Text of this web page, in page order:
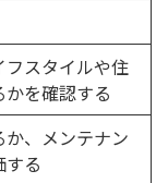
スタイルや住
を確認する
、メンテナン
する